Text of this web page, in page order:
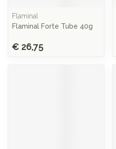
Flaminal
Flaminal Forte Tube 40g
€ 26,75